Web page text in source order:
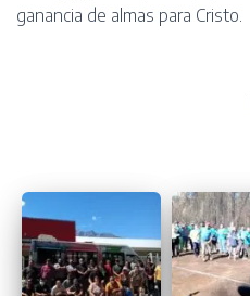
ganancia de almas para Cristo.